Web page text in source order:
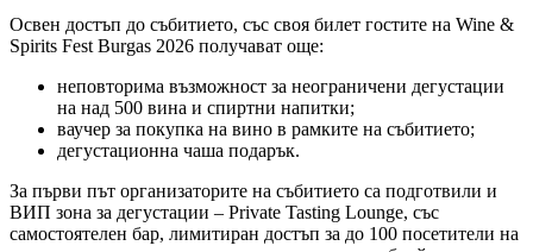
Освен достъп до събитието, със своя билет гостите на Wine &
Spirits Fest Burgas 2026 получават още:
неповторима възможност за неограничени дегустации
на над 500 вина и спиртни напитки;
ваучер за покупка на вино в рамките на събитието;
дегустационна чаша подарък.
За първи път организаторите на събитието са подготвили и
ВИП зона за дегустации – Private Tasting Lounge, със
самостоятелен бар, лимитиран достъп за до 100 посетители на